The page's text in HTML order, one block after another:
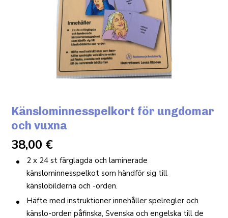
Känslominnesspelkort för ungdomar
och vuxna
38,00 €
2 x 24 st färglagda och laminerade
känslominnesspelkot som händför sig till
känslobilderna och -orden.
Häfte med instruktioner innehåller spelregler och
känslo-orden påfinska, Svenska och engelska till de